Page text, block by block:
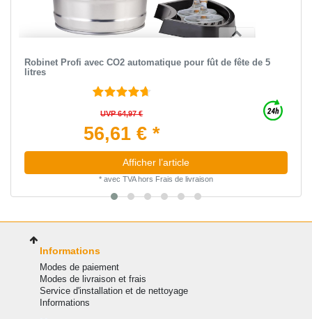
Robinet Profi avec CO2 automatique pour fût de fête de 5
litres
UVP 64,97 €
56,61 € *
Afficher l’article
* avec TVAhors Frais de livraison
Informations
Modes de paiement
Modes de livraison et frais
Service d'installation et de nettoyage
Informations